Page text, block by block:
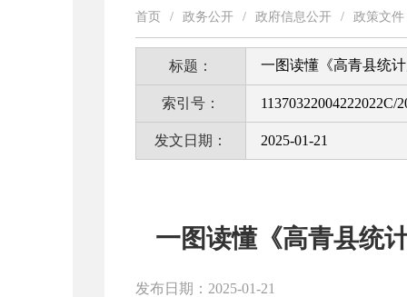
首页 / 政务公开 / 政府信息公开 / 政策文件
标题： 一图读懂《高青县统
索引号： 11370322004222022C/
发文日期： 2025-01-21
一图读懂《高青县统
发布日期：2025-01-21